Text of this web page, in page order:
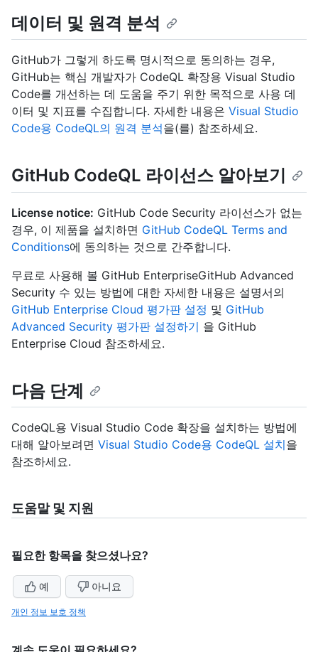
데이터 및 원격 분석
GitHub가 그렇게 하도록 명시적으로 동의하는 경우,
GitHub는 핵심 개발자가 CodeQL 확장용 Visual Studio
Code를 개선하는 데 도움을 주기 위한 목적으로 사용 데
이터 및 지표를 수집합니다. 자세한 내용은 Visual Studio
Code용 CodeQL의 원격 분석을(를) 참조하세요.
GitHub CodeQL 라이선스 알아보기
License notice: GitHub Code Security 라이선스가 없는
경우, 이 제품을 설치하면 GitHub CodeQL Terms and
Conditions에 동의하는 것으로 간주합니다.
무료로 사용해 볼 GitHub EnterpriseGitHub Advanced
Security 수 있는 방법에 대한 자세한 내용은 설명서의
GitHub Enterprise Cloud 평가판 설정 및 GitHub
Advanced Security 평가판 설정하기 을 GitHub
Enterprise Cloud 참조하세요.
다음 단계
CodeQL용 Visual Studio Code 확장을 설치하는 방법에
대해 알아보려면 Visual Studio Code용 CodeQL 설치을
참조하세요.
도움말 및 지원
필요한 항목을 찾으셨나요?
예 아니요
개인 정보 보호 정책